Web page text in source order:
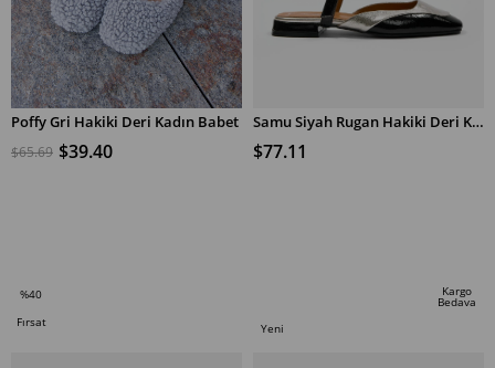
Poffy Gri Hakiki Deri Kadın Babet
$39.40
$65.69
%40
İndirim
Fırsat
Samu Siyah Rugan Hakiki Deri Kadın Terlik
$77.11
Kargo
Bedava
Yeni